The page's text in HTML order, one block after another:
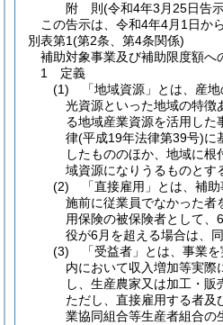
附 則(令和4年3月25日告
この告示は、令和4年4月1日か
別表第1(第2条、第4条関係)
補助対象事業及び補助限度額へ
1 定義
(1) 「地域資源」とは、産地
光資源といった地域の特徴
る地域産業資源を活用した
律(平成19年法律第39号)に
したもののほか、地域に
域資源になりうるものとす
(2) 「直接雇用」とは、補助
施前に従業員でなかった者
用保険の被保険者として、
役が6月を超える場合は、
(3) 「受益者」とは、事業を
内において収入増加等実際
し、生産農家又は加工・販
ただし、直接雇用する者及
業協同組合等生産者組合の